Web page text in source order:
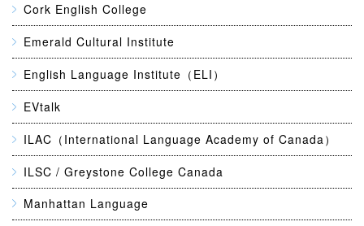
Cork English College
Emerald Cultural Institute
English Language Institute（ELI）
EVtalk
ILAC（International Language Academy of Canada）
ILSC / Greystone College Canada
Manhattan Language